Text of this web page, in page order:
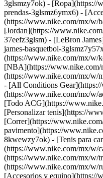
3glsmzy7ok) - [Ropa](https://
prendas-3glsmz6ymx6) -
(https://www.nike.com/mx/w/
[Jordan](https://
37eefz3glsm) - [LeBron
james-basquetbol-
(https://www.nike.com/mx/w/
[NBA](https://www.nike.com/
(https://www.nike.com/mx/w/
- [All Conditions
(https://www.nike.com/mx/w/
[Todo ACG](https://
[Personalizar tenis](https://
[Correr](https://
pavimento](https://
8kwewzy7ok) - [Tenis para
(https://www.nike.com/mx/w/
(https://www.nike.com/mx/w/
(https://www.nike.com/mx/w/
[Accesorios y equipo](https://